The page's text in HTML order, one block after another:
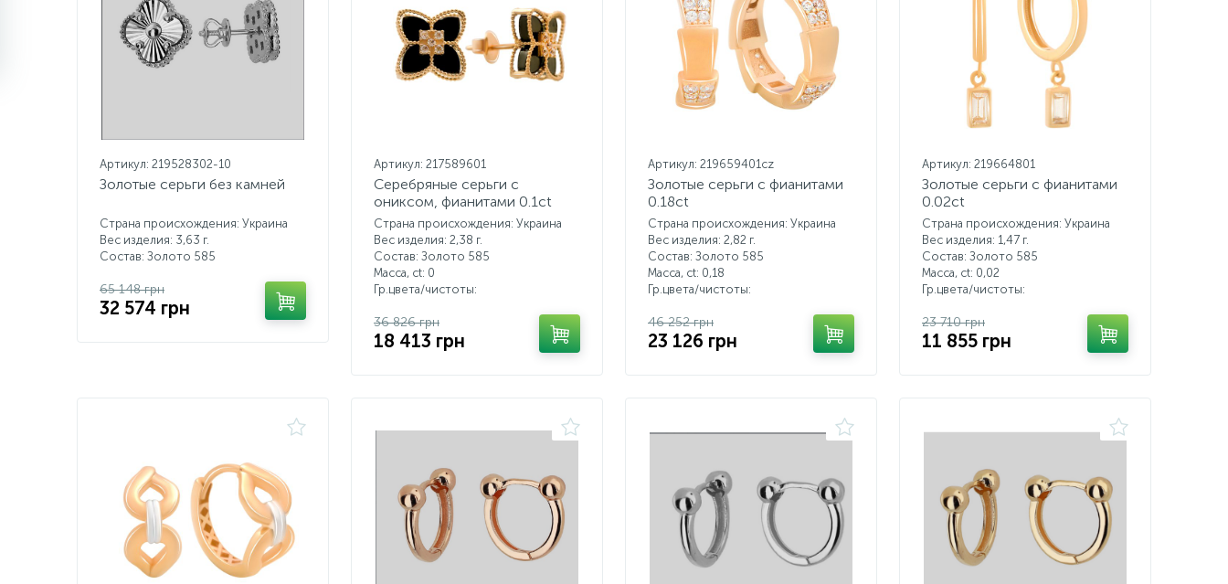
Артикул: 219528302-10
Золотые серьги без камней
Страна происхождения: Украина
Вес изделия: 3,63 г.
Состав: Золото 585
65 148 грн
32 574 грн
Артикул: 217589601
Серебряные серьги с
ониксом, фианитами 0.1ct
Страна происхождения: Украина
Вес изделия: 2,38 г.
Состав: Золото 585
Масса, ct: 0
Гр.цвета/чистоты:
36 826 грн
18 413 грн
Артикул: 219659401cz
Золотые серьги с фианитами
0.18ct
Страна происхождения: Украина
Вес изделия: 2,82 г.
Состав: Золото 585
Масса, ct: 0,18
Гр.цвета/чистоты:
46 252 грн
23 126 грн
Артикул: 219664801
Золотые серьги с фианитами
0.02ct
Страна происхождения: Украина
Вес изделия: 1,47 г.
Состав: Золото 585
Масса, ct: 0,02
Гр.цвета/чистоты:
23 710 грн
11 855 грн